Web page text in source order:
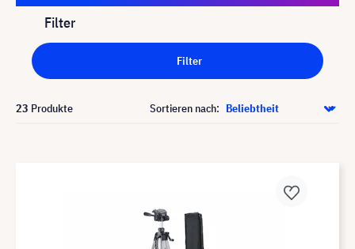
Filter
Filter
23 Produkte Sortieren nach: